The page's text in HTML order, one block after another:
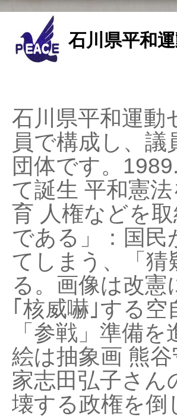
石川県平和
石川県平和運動
員で構成し、
団体です。
て誕生 平和憲
育 人権などを
である」：国民
てしまう、「猜
る。画像は改憲
｢核威嚇｣する
「参戦」準備
絵は抽象画 熊
家志田弘子さん
壊する政権を倒